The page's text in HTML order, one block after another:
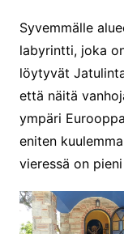
Syvemmälle
labyrintti, joka
löytyvät
että näitä
ympäri
eniten
vieressä on